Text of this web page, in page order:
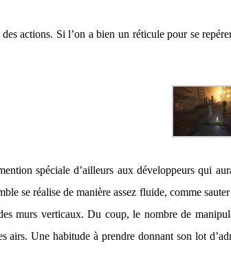
actions. Si l’on a bien un réticule pour se
spéciale d’ailleurs aux développeurs qui
se réalise de manière assez fluide, comme
murs verticaux. Du coup, le nombre de
Une habitude à prendre donnant son lot